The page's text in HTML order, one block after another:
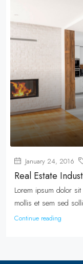
January 24, 2016
Real Estate
Lorem ipsum dolor
mollis et sem sed
Continue reading